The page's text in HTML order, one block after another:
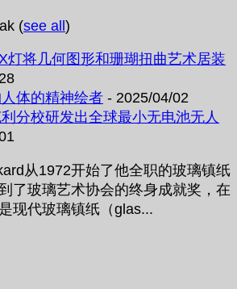
(see all)
灯将几何图形和珊瑚扭曲艺术居装
体的精神绘者 - 2025/04/02
分校研发出全球最小无电池无人
从1972开始了他全职的玻璃镇纸
了玻璃艺术协会的终身成就奖，在
现代玻璃镇纸（glas...